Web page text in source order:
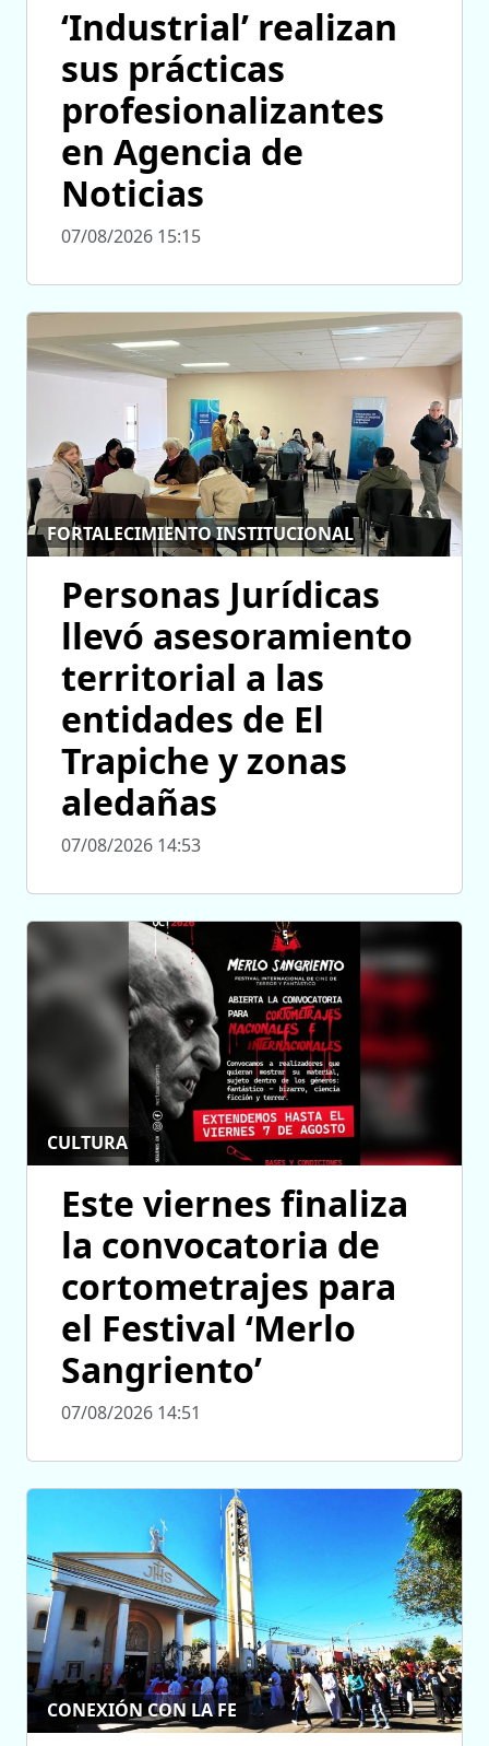
‘Industrial’ realizan
sus prácticas
profesionalizantes
en Agencia de
Noticias
07/08/2026 15:15
FORTALECIMIENTO INSTITUCIONAL
Personas Jurídicas
llevó asesoramiento
territorial a las
entidades de El
Trapiche y zonas
aledañas
07/08/2026 14:53
CULTURA
Este viernes finaliza
la convocatoria de
cortometrajes para
el Festival ‘Merlo
Sangriento’
07/08/2026 14:51
CONEXIÓN CON LA FE